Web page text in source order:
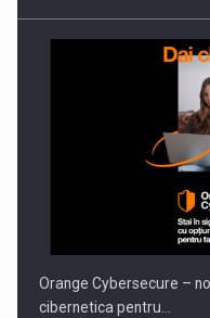
Orange Cybersecure –
cibernetica pentru…